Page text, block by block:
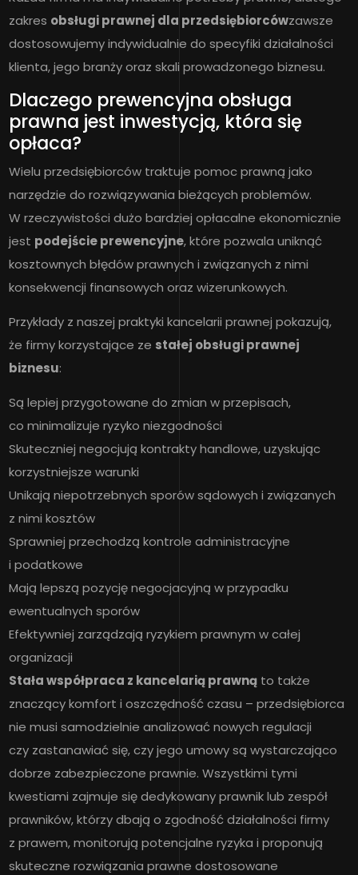
zakres obsługi prawnej dla przedsiębiorcówzawsze
dostosowujemy indywidualnie do specyfiki działalności
klienta, jego branży oraz skali prowadzonego biznesu.
Dlaczego prewencyjna obsługa
prawna jest inwestycją, która się
opłaca?
Wielu przedsiębiorców traktuje pomoc prawną jako
narzędzie do rozwiązywania bieżących problemów.
W rzeczywistości dużo bardziej opłacalne ekonomicznie
jest podejście prewencyjne, które pozwala uniknąć
kosztownych błędów prawnych i związanych z nimi
konsekwencji finansowych oraz wizerunkowych.
Przykłady z naszej praktyki kancelarii prawnej pokazują,
że firmy korzystające ze stałej obsługi prawnej
biznesu:
Są lepiej przygotowane do zmian w przepisach,
co minimalizuje ryzyko niezgodności
Skuteczniej negocjują kontrakty handlowe, uzyskując
korzystniejsze warunki
Unikają niepotrzebnych sporów sądowych i związanych
z nimi kosztów
Sprawniej przechodzą kontrole administracyjne
i podatkowe
Mają lepszą pozycję negocjacyjną w przypadku
ewentualnych sporów
Efektywniej zarządzają ryzykiem prawnym w całej
organizacji
Stała współpraca z kancelarią prawnąto także
znaczący komfort i oszczędność czasu – przedsiębiorca
nie musi samodzielnie analizować nowych regulacji
czy zastanawiać się, czy jego umowy są wystarczająco
dobrze zabezpieczone prawnie. Wszystkimi tymi
kwestiami zajmuje się dedykowany prawnik lub zespół
prawników, którzy dbają o zgodność działalności firmy
z prawem, monitorują potencjalne ryzyka i proponują
skuteczne rozwiązania prawne dostosowane